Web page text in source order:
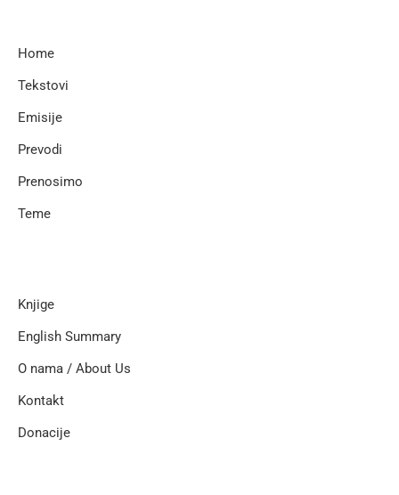
Home
Tekstovi
Emisije
Prevodi
Prenosimo
Teme
Knjige
English Summary
O nama / About Us
Kontakt
Donacije